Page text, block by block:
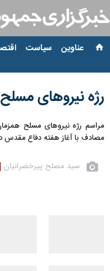
عناوین‌ سیاست
رژه نیروهای
مصادف با آغاز هفته دفاع مقدس
سید مصلح پیرخضرانیان